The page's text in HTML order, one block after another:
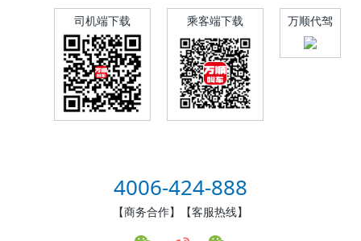
司机端下载 乘客端下载 万顺代驾
4006-424-888
【商务合作】【客服热线】